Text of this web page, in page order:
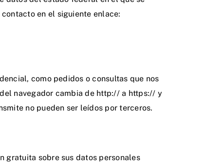
en el siguiente enlace:
como pedidos o consultas que nos
navegador cambia de http:// a https:// y
no pueden ser leídos por terceros.
gratuita sobre sus datos personales